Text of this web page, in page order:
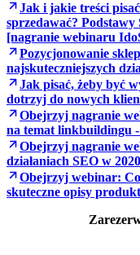
Jak i jakie treści
sprzedawać? Podstawy
[nagranie webinaru
Pozycjonowanie
najskuteczniejszych
Jak pisać, żeby być
dotrzyj do nowych
Obejrzyj nagranie
na temat linkbuildingu
Obejrzyj nagranie
działaniach SEO w
Obejrzyj webinar:
skuteczne opisy